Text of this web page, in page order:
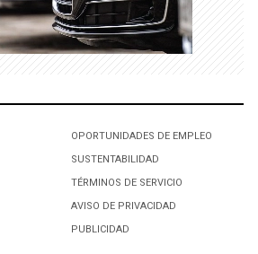
OPORTUNIDADES DE EMPLEO
SUSTENTABILIDAD
TÉRMINOS DE SERVICIO
AVISO DE PRIVACIDAD
PUBLICIDAD